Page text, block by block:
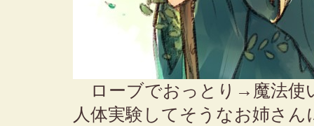
ローブでおっとり→魔法使
人体実験してそうなお姉さ